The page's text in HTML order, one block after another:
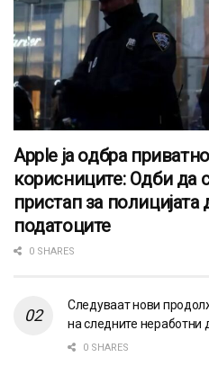
Apple ја одбра
корисниците: Одби да
пристап за полицијата
податоците
0 SHARES
Следуваат нови
на следните неработни
0 SHARES